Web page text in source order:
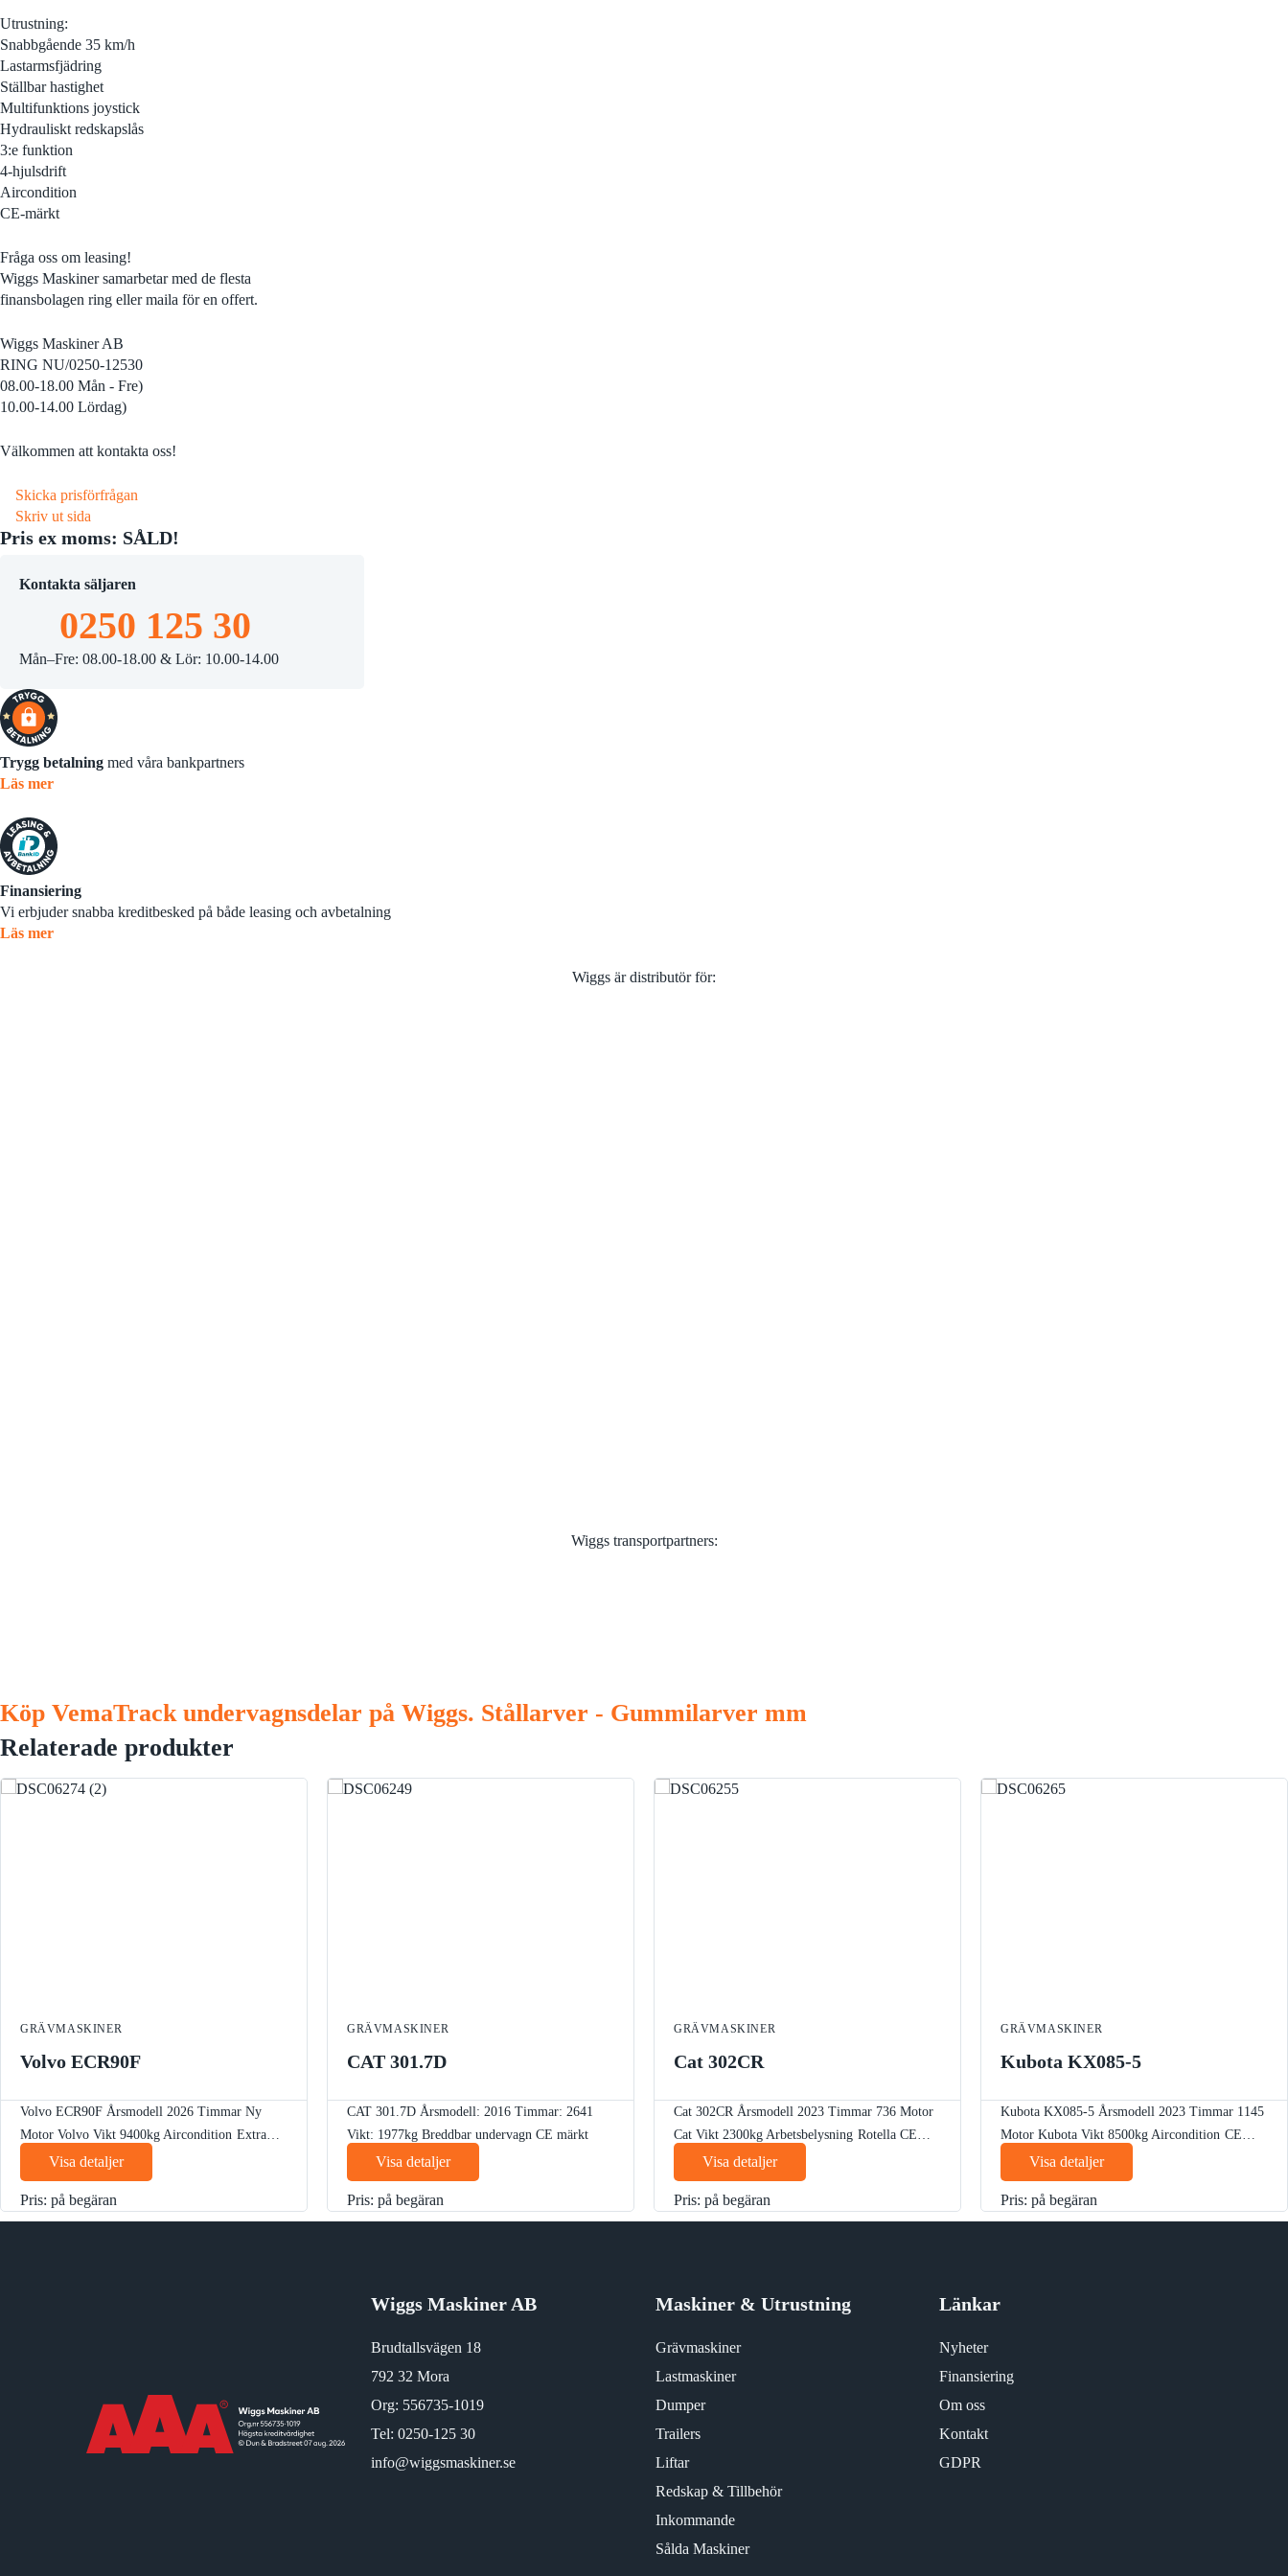
Utrustning:
Snabbgående 35 km/h
Lastarmsfjädring
Ställbar hastighet
Multifunktions joystick
Hydrauliskt redskapslås
3:e funktion
4-hjulsdrift
Aircondition
CE-märkt
Fråga oss om leasing!
Wiggs Maskiner samarbetar med de flesta
finansbolagen ring eller maila för en offert.
Wiggs Maskiner AB
RING NU/0250-12530
08.00-18.00 Mån - Fre)
10.00-14.00 Lördag)
Välkommen att kontakta oss!
Skicka prisförfrågan
Skriv ut sida
Pris ex moms: SÅLD!
Kontakta säljaren
0250 125 30
Mån–Fre: 08.00-18.00 & Lör: 10.00-14.00
Trygg betalning med våra bankpartners
Läs mer
Finansiering
Vi erbjuder snabba kreditbesked på både leasing och avbetalning
Läs mer
Wiggs är distributör för:
Wiggs transportpartners:
Köp VemaTrack undervagnsdelar på Wiggs. Stållarver - Gummilarver mm
Relaterade produkter
GRÄVMASKINER
Volvo ECR90F
Volvo ECR90F Årsmodell 2026 Timmar Ny
Motor Volvo Vikt 9400kg Aircondition Extra
motviktSlangbrottsventil
ArbetsbelysningBandstyrning
CE märke
Visa detaljer
Pris: på begäran
GRÄVMASKINER
CAT 301.7D
CAT 301.7D Årsmodell: 2016 Timmar: 2641
Vikt: 1977kg Breddbar undervagn CE märkt
Visa detaljer
Pris: på begäran
GRÄVMASKINER
Cat 302CR
Cat 302CRÅrsmodell 2023 Timmar 736 Motor
Cat Vikt 2300kg Arbetsbelysning Rotella CE
märktVisa detaljer
Pris: på begäran
GRÄVMASKINER
Kubota KX085-5
Kubota KX085-5 Årsmodell 2023 Timmar 1145
Motor Kubota Vikt 8500kg Aircondition CE
Visa detaljer
Pris: på begäran
Wiggs Maskiner AB
Brudtallsvägen 18
792 32 Mora
Org: 556735-1019
Tel: 0250-125 30
info@wiggsmaskiner.se
Maskiner & Utrustning
Grävmaskiner
Lastmaskiner
Dumper
Trailers
Liftar
Redskap & Tillbehör
Inkommande
Sålda Maskiner
Länkar
Nyheter
Finansiering
Om oss
Kontakt
GDPR